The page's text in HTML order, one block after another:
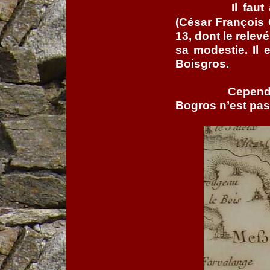
Il faut
(César François
13, dont le
sa modestie. Il
Boisgros.
Bogros n’est